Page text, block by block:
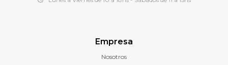
Empresa
Nosotros